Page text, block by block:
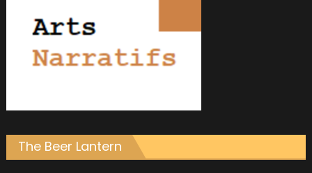
The Beer Lantern